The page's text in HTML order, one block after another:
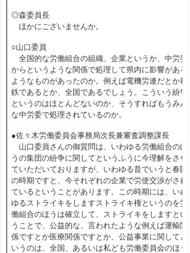
◎森委員長
ほかにございませんか。
○山口委員
全国的な労働組合の組織、企業というか、中労委
からというような関係で処理して県内に影響がある
ようなものがあったのか。例えば電機労連だとか私
鉄であるとか、全国であるでしょう。こういう紛争
というのはほとんどないのか、そうすればもうみん
な中労委で処理されているのか。
●佐々木労働委員会事務局次長兼審査調整課長
山口委員さんの御質問は、いわゆる労働組合のほ
うの集団の紛争に関してというふうに今理解をさせ
ていただいておりますが、いわゆる昔でいうと春闘
の時期ですと、今それぞれの企業で労使交渉がされ
ているということがあります。この時期には、いわ
ゆるストライキをしますストライキ権というのを労
働組合のほうは確立して、ストライキをしますとい
うことで、公益的な、言われたような例えば運輸関
係ですとか医療関係ですとか、公益事業に関してと
いうのは、全国、あるいは私ども労働委員会のほう